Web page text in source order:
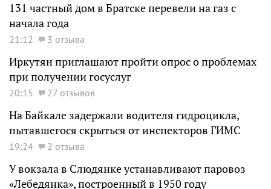
131 частный дом в Братске перевели на газ с
начала года
21:12 3 отзыва
Иркутян приглашают пройти опрос о проблемах
при получении госуслуг
20:15 27 отзывов
На Байкале задержали водителя гидроцикла,
пытавшегося скрыться от инспекторов ГИМС
19:24 2 отзыва
У вокзала в Слюдянке устанавливают паровоз
«Лебедянка», построенный в 1950 году